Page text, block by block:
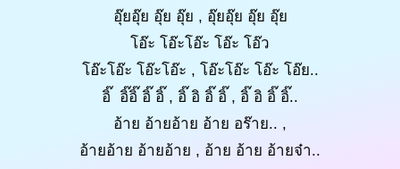
อุ๊ยอุ๊ย อุ๊ย อุ๊ย , อุ๊ยอุ๊ย อุ๊ย อุ๊ย
โอ๊ะ โอ๊ะโอ๊ะ โอ๊ะ โอ๊ว
โอ๊ะโอ๊ะ โอ๊ะโอ๊ะ , โอ๊ะโอ๊ะ โอ๊ะ โอ๊ย..
อิ๊ อิ๊อิ๊ อิ๊ อิ๊ , อิ๊ อิ อิ๊ อิ๊ , อิ๊ อิ อิ๊ อิ๊..
อ้าย อ้ายอ้าย อ้าย อร๊าย.. ,
อ้ายอ้าย อ้ายอ้าย , อ้าย อ้าย อ้ายจ๋า..